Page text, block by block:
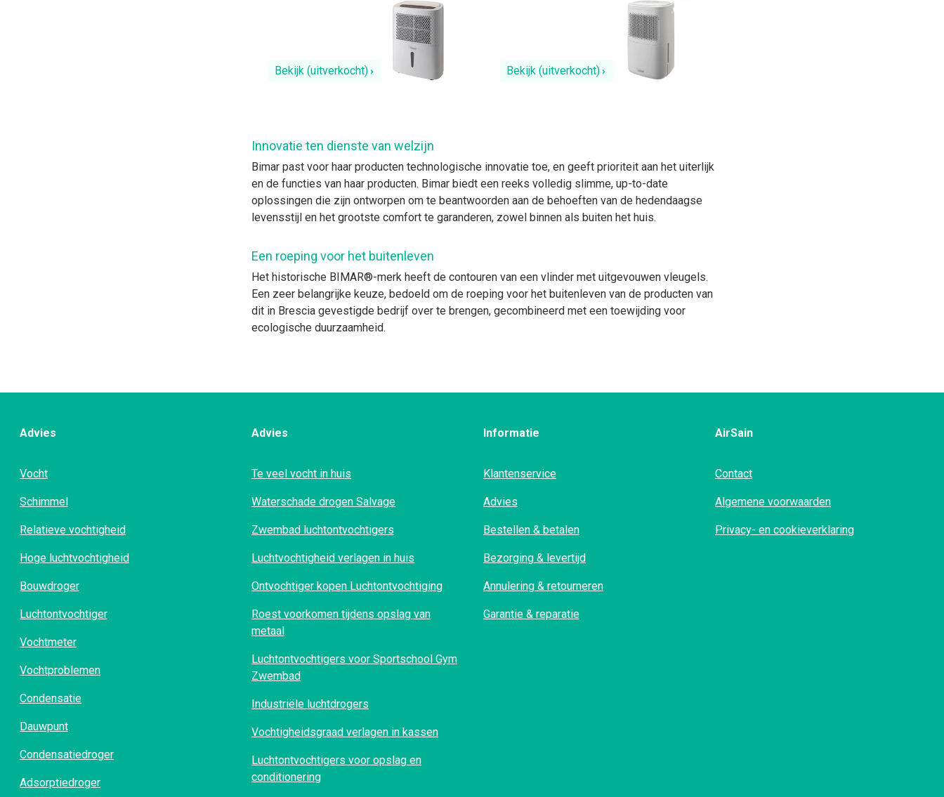
Bekijk (uitverkocht) Bekijk (uitverkocht)
Innovatie ten dienste van welzijn
Bimar past voor haar producten technologische innovatie toe, en geeft prioriteit aan het uiterlijk
en de functies van haar producten. Bimar biedt een reeks volledig slimme, up-to-date
oplossingen die zijn ontworpen om te beantwoorden aan de behoeften van de hedendaagse
levensstijl en het grootste comfort te garanderen, zowel binnen als buiten het huis.
Een roeping voor het buitenleven
Het historische BIMAR®-merk heeft de contouren van een vlinder met uitgevouwen vleugels.
Een zeer belangrijke keuze, bedoeld om de roeping voor het buitenleven van de producten van
dit in Brescia gevestigde bedrijf over te brengen, gecombineerd met een toewijding voor
ecologische duurzaamheid.
Advies
Vocht
Schimmel
Relatieve vochtigheid
Hoge luchtvochtigheid
Bouwdroger
Luchtontvochtiger
Vochtmeter
Vochtproblemen
Condensatie
Dauwpunt
Condensatiedroger
Adsorptiedroger
Advies
Te veel vocht in huis
Waterschade drogen Salvage
Zwembad luchtontvochtigers
Luchtvochtigheid verlagen in huis
Ontvochtiger kopen Luchtontvochtiging
Roest voorkomen tijdens opslag van
metaal
Luchtontvochtigers voor Sportschool Gym
Zwembad
Industriële luchtdrogers
Vochtigheidsgraad verlagen in kassen
Luchtontvochtigers voor opslag en
conditionering
Informatie
Klantenservice
Advies
Bestellen & betalen
Bezorging & levertijd
Annulering & retourneren
Garantie & reparatie
AirSain
Contact
Algemene voorwaarden
Privacy- en cookieverklaring